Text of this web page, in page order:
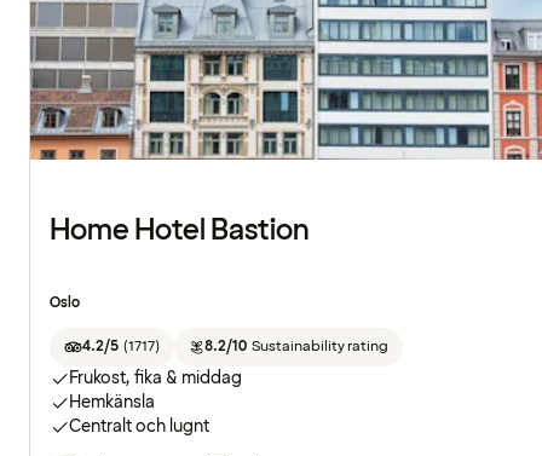
Home Hotel Bastion
Oslo
4.2/5 (1717) 8.2/10 Sustainability rating
Frukost, fika & middag
Hemkänsla
Centralt och lugnt